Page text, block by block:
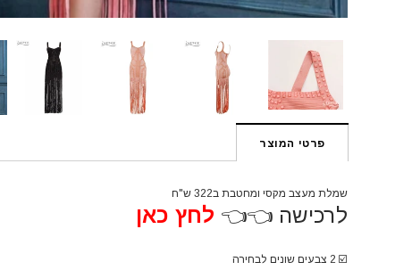
פרטי המוצר
שמלת מעצב מקסי ומחטבת ב322 ש"ח
לרכישה 👈👈 לחץ כאן
☑️